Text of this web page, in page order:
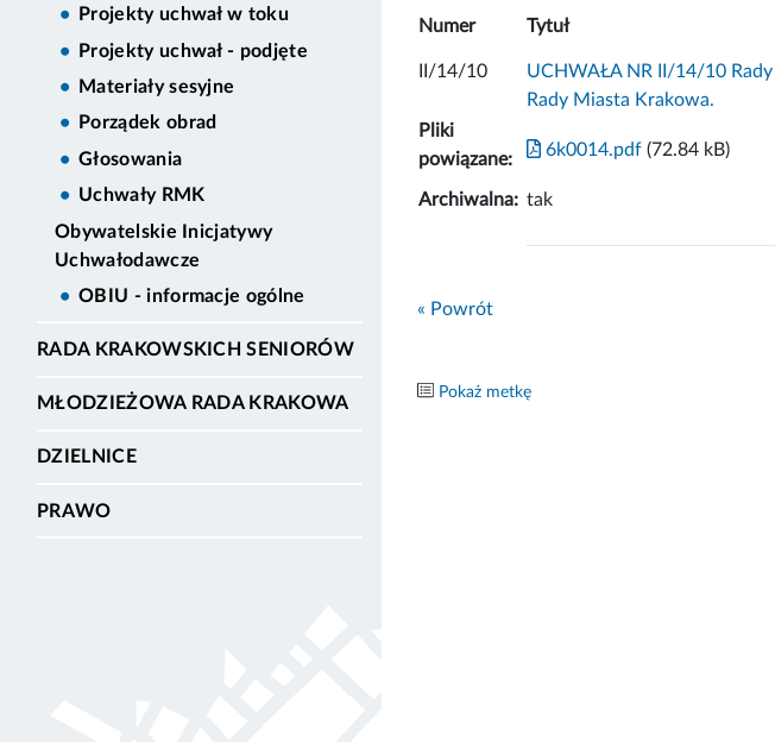
Projekty uchwał w toku
Projekty uchwał - podjęte
Materiały sesyjne
Porządek obrad
Głosowania
Uchwały RMK
Obywatelskie Inicjatywy
Uchwałodawcze
OBIU - informacje ogólne
RADA KRAKOWSKICH SENIORÓW
MŁODZIEŻOWA RADA KRAKOWA
DZIELNICE
PRAWO
Numer Tytuł
II/14/10
UCHWAŁA NR II/14/10
Rady Miasta Krakowa.
Pliki
powiązane:
6k0014.pdf (72.84 kB)
Archiwalna: tak
« Powrót
Pokaż metkę